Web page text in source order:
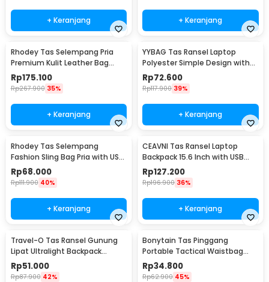
+ Keranjang + Keranjang
Rhodey Tas Selempang Pria
Premium Kulit Leather Bag
Briefcase - HA-062
Rp175.100
Rp267.900 35%
+ Keranjang
YYBAG Tas Ransel Laptop
Polyester Simple Design with
USB Charging Port - KC15
Rp72.600
Rp117.900 39%
+ Keranjang
Rhodey Tas Selempang
Fashion Sling Bag Pria with USB
Slot and Lock - RE880
Rp68.000
Rp111.900 40%
+ Keranjang
CEAVNI Tas Ransel Laptop
Backpack 15.6 Inch with USB
Charger Port - KC32
Rp127.200
Rp196.900 36%
+ Keranjang
Travel-O Tas Ransel Gunung
Lipat Ultralight Backpack
Waterproof - LC19
Rp51.000
Rp87.900 42%
Bonytain Tas Pinggang
Portable Tactical Waistbag
Army Look - B1526
Rp34.800
Rp62.900 45%